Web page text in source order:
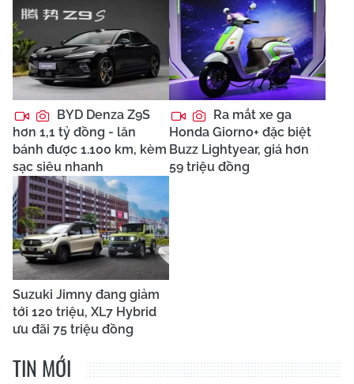
BYD Denza Z9S
hơn 1,1 tỷ đồng - lăn
bánh được 1.100 km, kèm
sạc siêu nhanh
Ra mắt xe ga
Honda Giorno+ đặc biệt
Buzz Lightyear, giá hơn
59 triệu đồng
Suzuki Jimny đang giảm
tới 120 triệu, XL7 Hybrid
ưu đãi 75 triệu đồng
TIN MỚI